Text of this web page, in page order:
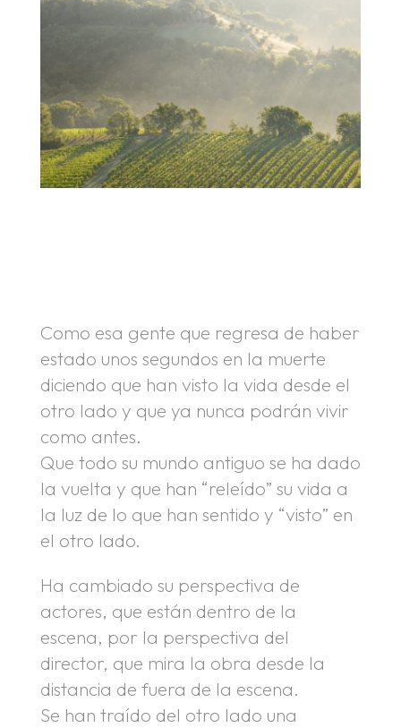
Como esa gente que regresa de haber
estado unos segundos en la muerte
diciendo que han visto la vida desde el
otro lado y que ya nunca podrán vivir
como antes.
Que todo su mundo antiguo se ha dado
la vuelta y que han “releído” su vida a
la luz de lo que han sentido y “visto” en
el otro lado.
Ha cambiado su perspectiva de
actores, que están dentro de la
escena, por la perspectiva del
director, que mira la obra desde la
distancia de fuera de la escena.
Se han traído del otro lado una